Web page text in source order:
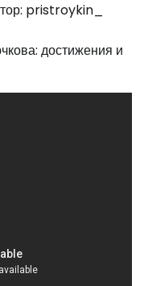
pristroykin_